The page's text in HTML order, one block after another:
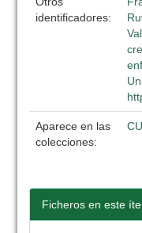
identificadores:
Aparece en las
colecciones:
Ficheros en este